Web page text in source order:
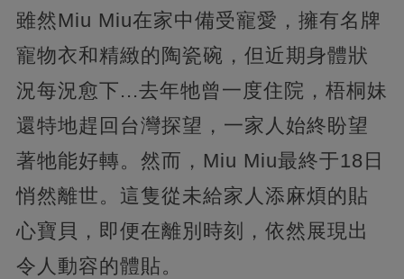
雖然Miu Miu在家中備受寵愛，擁有名牌
寵物衣和精緻的陶瓷碗，但近期身體狀
況每況愈下...去年牠曾一度住院，梧桐妹
還特地趕回台灣探望，一家人始終盼望
著牠能好轉。然而，Miu Miu最終于18日
悄然離世。這隻從未給家人添麻煩的貼
心寶貝，即便在離別時刻，依然展現出
令人動容的體貼。